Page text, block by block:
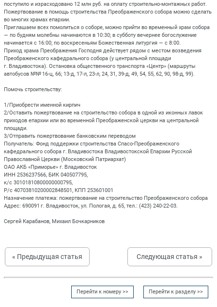
поступило и израсходовано 12 млн руб. на оплату строительно-монтажных работ.
Пожертвование в помощь строительства Преображенского собора можно сделать
во многих храмах епархии.
Приглашаем всех помолиться о соборе, можно прийти во временный храм собора
— по будням молебны начинаются в 10:30; в субботу вечернее богослужение
начинается с 16:00; по воскресеньям Божественная литургия — с 8:00.
Приход храма Преображения Господня действует рядом с местом возведения
Преображенского кафедрального собора (у центральной площади
г. Владивостока). Остановка общественного транспорта «Центр» (маршруты
автобусов №№ 16-ц, 66; 13-д, 17-л, 23-л, 24, 31, 39-д, 49, 54, 55, 62, 90, 98-д, 99).
Помочь строительству:
1/Приобрести именной кирпич
2/Оставить пожертвование на строительство собора в одной из иконных лавок
приходов епархии или во временной Преображенской церкви на центральной
площади.
3/Отправить пожертвование банковским переводом
Получатель: Фонд поддержки строительства Спасо-Преображенского
кафедрального собора г. Владивостока Владивостокской Епархии Русской
Православной Церкви (Московский Патриархат)
ОАО АКБ «Приморье» г. Владивосток
ИНН 2536237566, БИК 040507795,
к/с 30101810800000000795,
Р/с 40703810200002848501, КПП 253601001
Назначение платежа: пожертвование на строительство Преображенского собора
Адрес: 690091 г. Владивосток, ул. Пологая, д. 65, тел.: (423) 240‑22‑03.
Сергей Карабанов, Михаил Бочкарников
« Предыдущая статья Следующая статья »
Перейти к разделу >>
Перейти к номеру >>